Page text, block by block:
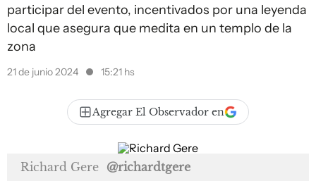
participar del evento, incentivados por una leyenda
local que asegura que medita en un templo de la
zona
21 de junio 2024 15:21 hs
Agregar El Observador en
Richard Gere @richardtgere